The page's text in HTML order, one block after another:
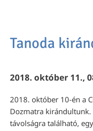
Tanoda
2018. október 11.,
2018. október 10-én a
Dozmatra
távolságra található,